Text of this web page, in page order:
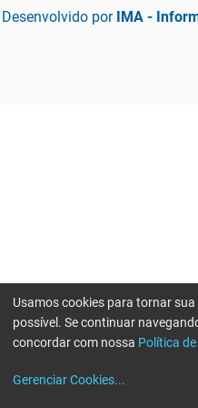
Desenvolvido por IMA -
Usamos cookies para tornar
possível. Se continuar
concordar com nossa Política
Gerenciar Cookies...
Erro ao enviar informações,